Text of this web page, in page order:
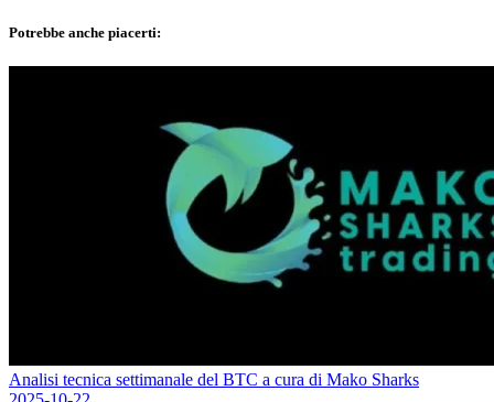
Potrebbe anche piacerti:
Analisi tecnica settimanale del BTC a cura di Mako Sharks